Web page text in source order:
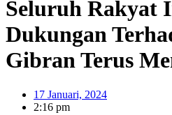
Seluruh Rakyat
Dukungan
Gibran Terus
17 Januari, 2024
2:16 pm